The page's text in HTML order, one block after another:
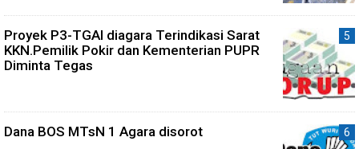
Proyek P3-TGAI diagara Terindikasi Sarat
KKN.Pemilik Pokir dan Kementerian PUPR
Diminta Tegas
Dana BOS MTsN 1 Agara disorot